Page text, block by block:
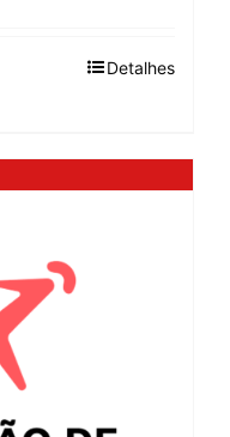
Detalhes